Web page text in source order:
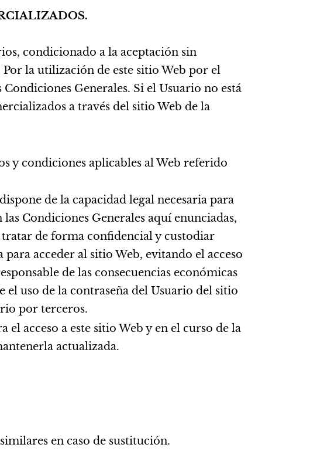
condicionado a la aceptación sin
la utilización de este sitio Web por el
Generales. Si el Usuario no está
a través del sitio Web de la
y condiciones aplicables al Web referido
de la capacidad legal necesaria para
Condiciones Generales aquí enunciadas,
tratar de forma confidencial y custodiar
acceder al sitio Web, evitando el acceso
de las consecuencias económicas
uso de la contraseña del Usuario del sitio
por terceros.
acceso a este sitio Web y en el curso de la
actualizada.
en caso de sustitución.